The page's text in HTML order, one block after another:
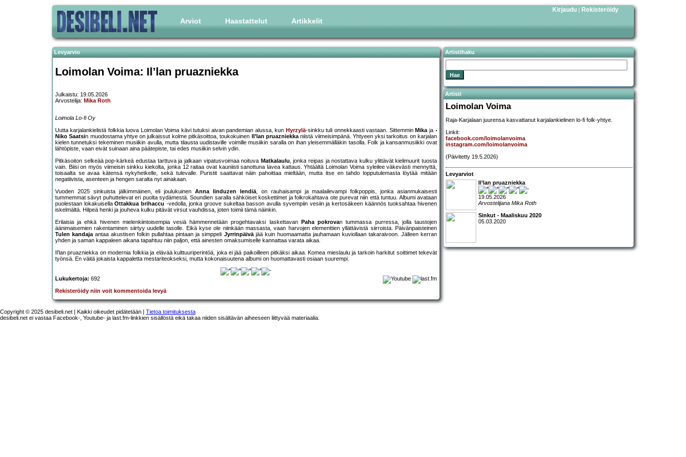
Arviot Haastattelut Artikkelit
Kirjaudu | Rekisteröidy
Levyarvio
Loimolan Voima: Il’lan pruazniekka
Julkaistu: 19.05.2026
Arvostelija: Mika Roth
Loimola Lo-fi Oy
Uutta karjalankielistä folkkia luova Loimolan Voima kävi tutuksi aivan pandemian alussa, kun Hyrzylä-sinkku tuli onnekkaasti vastaan. Sittemmin Mikaja
Niko Saatsin muodostama yhtye on julkaissut kolme pitkäsoittoa, toukokuinen Il’lan pruazniekkaniistä viimeisimpänä. Yhtyeen yksi tarkoitus on karjalan
kielen tunnetuksi tekeminen musiikin avulla, mutta tilausta uudistaville voimille musiikin saralla on ihan yleisemmälläkin tasolla. Folk ja kansanmusiikki ovat
lähtöpiste, vaan eivät suinaan aina päätepiste, tai edes musiikin selvin ydin.
Pitkäsoiton selkeää pop-kärkeä edustaa tarttuva ja jalkaan vipatusvoimaa noituva Matkalaulu, jonka reipas ja nostattava kulku ylittävät kielimuurit tuosta
vain. Biisi on myös viimeisin sinkku kiekolta, jonka 12 raitaa ovat kauniisti sanottuna lavea kattaus. Yhtäältä Loimolan Voima syleilee väkevästi mennyttä,
toisaalta se avaa kätensä nykyhetkelle, sekä tulevalle. Puristit saattavat näin pahoittaa mieltään, mutta itse en tahdo lopputulemasta löytää mitään
negatiivista, asenteen ja hengen saralta nyt ainakaan.
Vuoden 2025 sinkuista jälkimmäinen, eli joulukuinenAnna linduzen lendiä, on rauhaisampi ja maalailevampi folkpoppis, jonka asianmukaisesti
tummemmat sävyt puhuttelevat eri puolta sydämestä. Soundien saralla sähköiset koskettimet ja folkrokahtava ote purevat niin että tuntuu. Albumi avataan
puolestaan lokakuisellaOttakkua brihaccu -vedolla, jonka groove sukeltaa basson avulla syvempiin vesiin ja kertosäkeen käännös tuoksahtaa hivenen
iskelmältä. Hilpeä henki ja jouheva kulku pitävät virsut vauhdissa, joten toimii tämä näinkin.
Erilaisia ja ehkä hivenen mielenkiintoisempia vesiä hämmennetään progehtavaksi laskettavan
Paha pokrovan tummassa purressa, jolla taustojen
äänimaisemien rakentaminen siirtyy uudelle tasolle. Eikä kyse ole niinkään massasta, vaan harvojen elementtien yllättävistä siirroista. Päivänpaisteinen
Tulen kandajaantaa akustisen folkin pullahtaa pintaan ja simppeli Jyrrinpäiväjää kuin huomaamatta jauhamaan kuviollaan takaraivoon. Jälleen kerran
yhden ja saman kappaleen aikana tapahtuu niin paljon, että ainesten omaksumiselle kannattaa varata aikaa.
Il’lan pruazniekka on modernia folkkia ja elävää kulttuuriperintöä, joka ei jää paikoilleen pitkäksi aikaa. Komea mieslaulu ja tarkoin harkitut soittimet tekevät
työnsä. En väitä jokaista kappaletta mestariteokseksi, mutta kokonaisuutena albumi on huomattavasti osiaan suurempi.
Lukukertoja: 692
Rekisteröidy niin voit kommentoida levyä
Artistihaku
Artisti
Loimolan Voima
Raja-Karjalaan juurensa kasvattanut karjalankielinen lo-fi folk-yhtye.
Linkit:
facebook.com/loimolanvoima
instagram.com/loimolanvoima
(Päivitetty 19.5.2026)
Levyarviot
Il’lan pruazniekka
19.05.2026
Arvostelijana Mika Roth
Sinkut - Maaliskuu 2020
05.03.2020
Copyright © 2025 desibeli.net | Kaikki oikeudet pidätetään | Tietoa toimituksesta
desibeli.net ei vastaa Facebook-, Youtube- ja last.fm-linkkien sisällöstä eikä takaa niiden sisältävän aiheeseen liittyvää materiaalia.